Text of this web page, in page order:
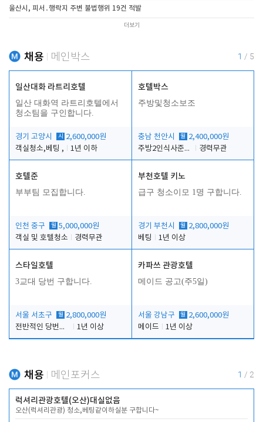
울산시, 피서․행락지 주변 불법행위 19건 적발
더보기
채용 메인박스 1 / 5
일산대화 라트리호텔
일산 대화역 라트리호텔에서
청소팀을 구인합니다.
경기 고양시 시
2,600,000원
객실청소,베팅 ,
1년 이하
호텔박스
주방및청소보조
충남 천안시 월 2,400,000원
주방2인식사준비및청소린렌보조
경력무관
호텔준
부부팀 모집합니다.
인천 중구 월 5,000,000원
객실 및 호텔청소
경력무관
부천호텔 키노
급구 청소이모 1명 구합니다.
경기 부천시 월 2,800,000원
베팅
1년 이상
스타일호텔
3교대 당번 구합니다.
서울 서초구 월 2,800,000원
전반적인 당번업무
1년 이상
카파쓰 관광호텔
메이드 공고(주5일)
서울 강남구 월 2,600,000원
메이드
1년 이상
채용 메인포커스 1 / 2
럭셔리관광호텔(오산)대실없음
오산(럭셔리관광) 청소,베팅같이하실분 구합니다~